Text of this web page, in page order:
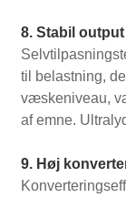
8. Stabil output
til belastning,
væskeniveau,
af emne.
9. Høj